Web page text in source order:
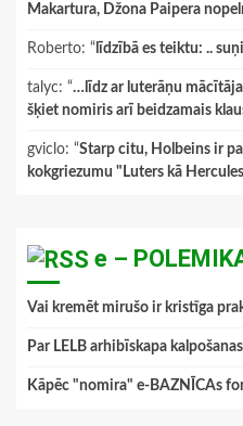
Makartura, Džona Paipera
Roberto: “ līdzībā es teiktu: ..
talyc: “…līdz ar luterāņu
šķiet nomiris arī beidzamais
gviclo: “Starp citu, Holbeins ir
kokgriezumu "Luters kā
e –
Vai kremēt mirušo ir kristīga
Par LELB arhibīskapa
Kāpēc "nomira" e-BAZNĪCAs